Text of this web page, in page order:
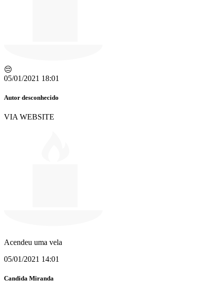
😔
05/01/2021 18:01
Autor desconhecido
VIA WEBSITE
Acendeu uma vela
05/01/2021 14:01
Candida Miranda